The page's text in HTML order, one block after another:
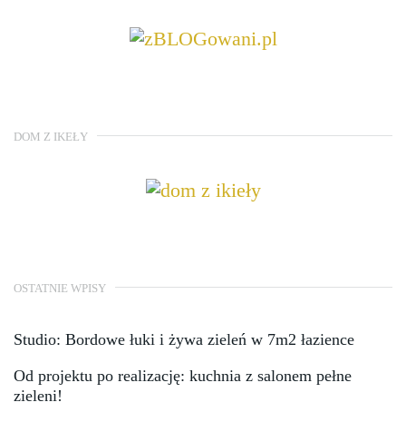
DOM Z IKEŁY
OSTATNIE WPISY
Studio: Bordowe łuki i żywa zieleń w 7m2 łazience
Od projektu po realizację: kuchnia z salonem pełne
zieleni!